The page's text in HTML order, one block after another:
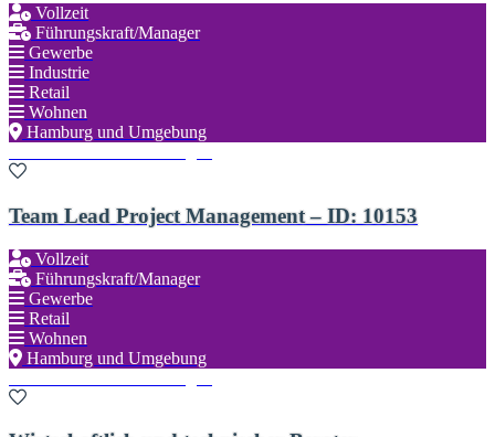
Vollzeit
Führungskraft/Manager
Gewerbe
Industrie
Retail
Wohnen
Hamburg und Umgebung
Team Lead Project Management – ID: 10153
Vollzeit
Führungskraft/Manager
Gewerbe
Retail
Wohnen
Hamburg und Umgebung